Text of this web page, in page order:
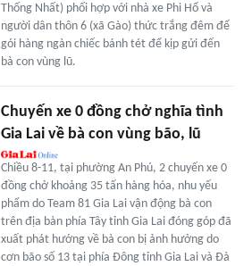
Thống Nhất) phối hợp với nhà xe Phi Hổ và
người dân thôn 6 (xã Gào) thức trắng đêm để
gói hàng ngàn chiếc bánh tét để kịp gửi đến
bà con vùng lũ.
Chuyến xe 0 đồng chở nghĩa tình
Gia Lai về bà con vùng bão, lũ
Chiều 8-11, tại phường An Phú, 2 chuyến xe 0
đồng chở khoảng 35 tấn hàng hóa, nhu yếu
phẩm do Team 81 Gia Lai vận động bà con
trên địa bàn phía Tây tỉnh Gia Lai đóng góp đã
xuất phát hướng về bà con bị ảnh hưởng do
cơn bão số 13 tại phía Đông tỉnh Gia Lai và Đà